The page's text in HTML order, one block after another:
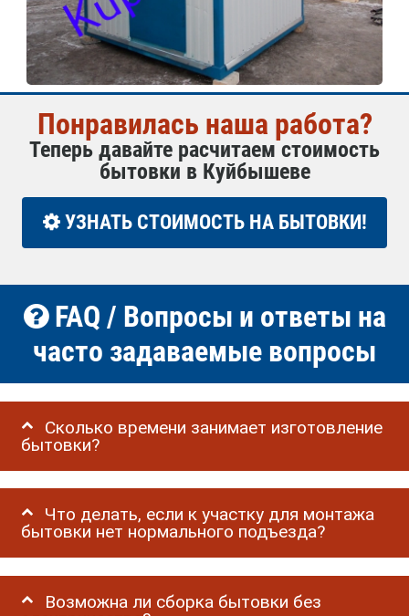
Понравилась наша работа?
Теперь давайте расчитаем стоимость
бытовки в Куйбышеве
УЗНАТЬ СТОИМОСТЬ НА БЫТОВКИ!
FAQ / Вопросы и ответы на
часто задаваемые вопросы
Сколько времени занимает изготовление
бытовки?
Что делать, если к участку для монтажа
бытовки нет нормального подъезда?
Возможна ли сборка бытовки без